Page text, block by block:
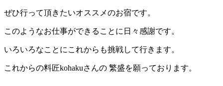
ぜひ行って頂きたいオススメのお宿です。
このようなお仕事ができることに日々感謝です。
いろいろなことにこれからも挑戦して行きます。
これからの料匠kohakuさんの 繁盛を願っております。